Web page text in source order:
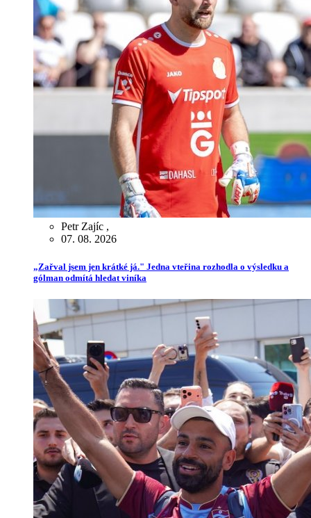
Petr Zajíc ,
07. 08. 2026
„Zařval jsem jen krátké já." Jedna vteřina rozhodla o výsledku a
gólman odmítá hledat viníka